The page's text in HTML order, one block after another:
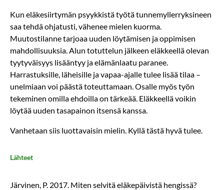
Kun eläkesiirtymän psyykkistä työtä tunnemyllerryksineen
saa tehdä ohjatusti, vähenee mielen kuorma.
Muutostilanne tarjoaa uuden löytämisen ja oppimisen
mahdollisuuksia. Alun totuttelun jälkeen eläkkeellä olevan
tyytyväisyys lisääntyy ja elämänlaatu paranee.
Harrastuksille, läheisille ja vapaa-ajalle tulee lisää tilaa –
unelmiaan voi päästä toteuttamaan. Osalle myös työn
tekeminen omilla ehdoilla on tärkeää. Eläkkeellä voikin
löytää uuden tasapainon itsensä kanssa.
Vanhetaan siis luottavaisin mielin. Kyllä tästä hyvä tulee.
Lähteet
Järvinen, P. 2017. Miten selvitä eläkepäivistä hengissä?